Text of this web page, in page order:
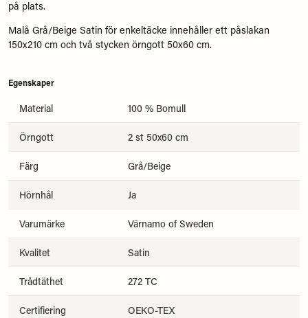
på plats.
Malå Grå/Beige Satin för enkeltäcke innehåller ett påslakan
150x210 cm och två stycken örngott 50x60 cm.
Egenskaper
Material 100 % Bomull
Örngott 2 st 50x60 cm
Färg Grå/Beige
Hörnhål Ja
Varumärke Värnamo of Sweden
Kvalitet Satin
Trådtäthet 272 TC
Certifiering OEKO-TEX